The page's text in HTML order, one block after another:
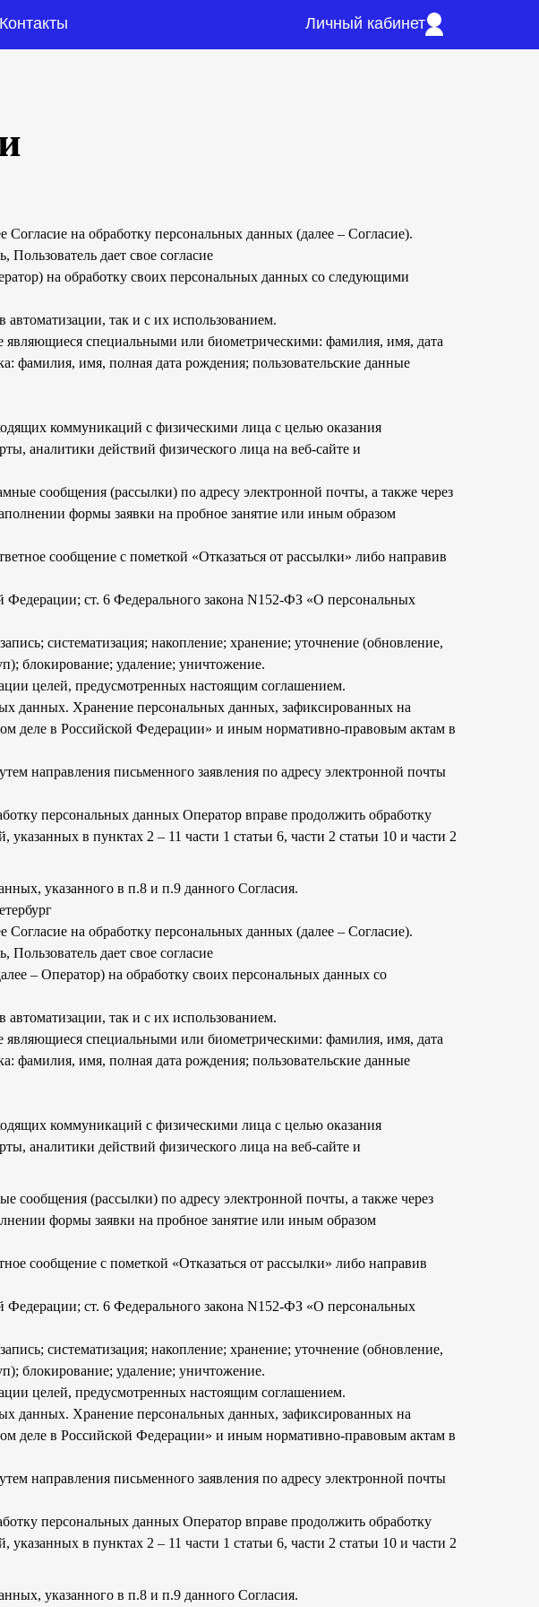
Контакты Личный кабинет
Согласие на обработку персональных данных (далее – Согласие).
дает свое согласие
на обработку своих персональных данных со следующими
автоматизации, так и с их использованием.
специальными или биометрическими: фамилия, имя, дата
фамилия, имя, полная дата рождения; пользовательские данные
коммуникаций с физическими лица с целью оказания
аналитики действий физического лица на веб-сайте и
сообщения (рассылки) по адресу электронной почты, а также через
формы заявки на пробное занятие или иным образом
сообщение с пометкой «Отказаться от рассылки» либо направив
Федерации; ст. 6 Федерального закона N152-ФЗ «О персональных
систематизация; накопление; хранение; уточнение (обновление,
блокирование; удаление; уничтожение.
целей, предусмотренных настоящим соглашением.
данных. Хранение персональных данных, зафиксированных на
деле в Российской Федерации» и иным нормативно-правовым актам в
направления письменного заявления по адресу электронной почты
персональных данных Оператор вправе продолжить обработку
в пунктах 2 – 11 части 1 статьи 6, части 2 статьи 10 и части 2
указанного в п.8 и п.9 данного Согласия.
Согласие на обработку персональных данных (далее – Согласие).
дает свое согласие
– Оператор) на обработку своих персональных данных со
автоматизации, так и с их использованием.
специальными или биометрическими: фамилия, имя, дата
фамилия, имя, полная дата рождения; пользовательские данные
коммуникаций с физическими лица с целью оказания
аналитики действий физического лица на веб-сайте и
сообщения (рассылки) по адресу электронной почты, а также через
формы заявки на пробное занятие или иным образом
сообщение с пометкой «Отказаться от рассылки» либо направив
Федерации; ст. 6 Федерального закона N152-ФЗ «О персональных
систематизация; накопление; хранение; уточнение (обновление,
блокирование; удаление; уничтожение.
целей, предусмотренных настоящим соглашением.
данных. Хранение персональных данных, зафиксированных на
деле в Российской Федерации» и иным нормативно-правовым актам в
направления письменного заявления по адресу электронной почты
персональных данных Оператор вправе продолжить обработку
в пунктах 2 – 11 части 1 статьи 6, части 2 статьи 10 и части 2
указанного в п.8 и п.9 данного Согласия.